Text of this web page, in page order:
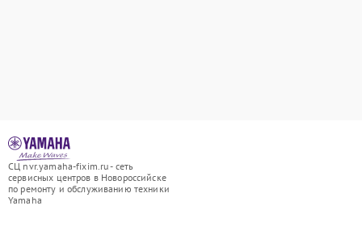
СЦ nvr.yamaha-fixim.ru - сеть
сервисных центров в Новороссийске
по ремонту и обслуживанию техники
Yamaha